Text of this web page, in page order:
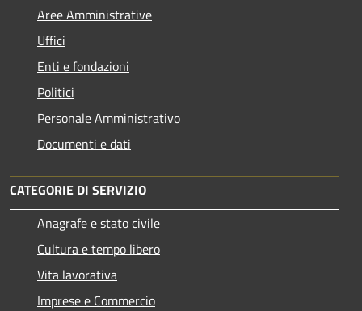
Aree Amministrative
Uffici
Enti e fondazioni
Politici
Personale Amministrativo
Documenti e dati
CATEGORIE DI SERVIZIO
Anagrafe e stato civile
Cultura e tempo libero
Vita lavorativa
Imprese e Commercio